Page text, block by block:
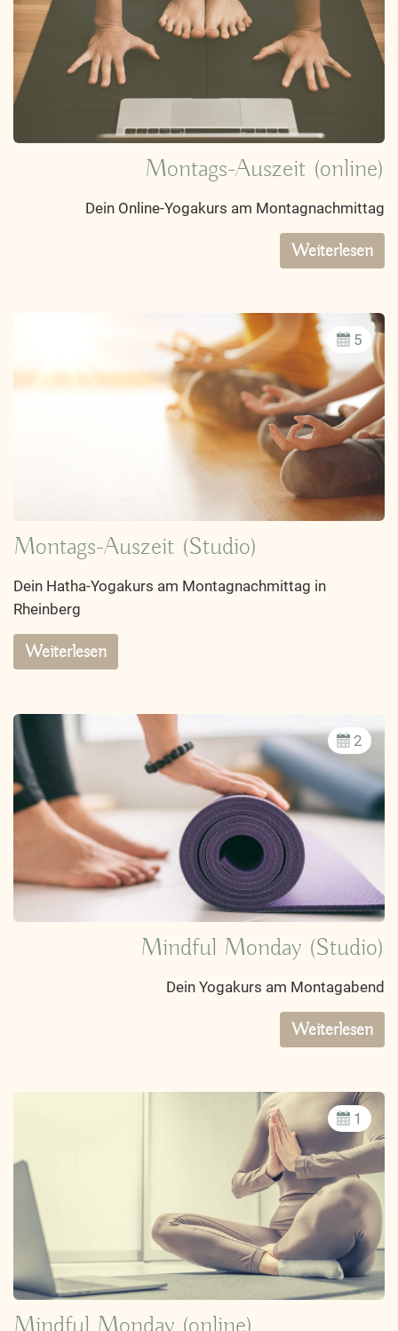
Montags-Auszeit (online)
Dein Online-Yogakurs am Montagnachmittag
Weiterlesen
5
Montags-Auszeit (Studio)
Dein Hatha-Yogakurs am Montagnachmittag in
Rheinberg
Weiterlesen
2
Mindful Monday (Studio)
Dein Yogakurs am Montagabend
Weiterlesen
1